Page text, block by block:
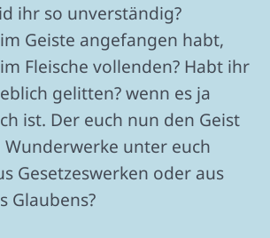
ihr so unverständig?
Geiste angefangen habt,
Fleische vollenden? Habt ihr
gelitten? wenn es ja
ist. Der euch nun den Geist
unter euch
Gesetzeswerken oder aus
Glaubens?